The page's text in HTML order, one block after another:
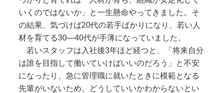
いくのではないか」と一生懸命やってきました。そ
の結果、気づけば20代の若手ばかりになり、若い人
材を育てる30―40代が手薄になっていました。
若いスタッフは入社後3年ほど経つと、「将来自分
は誰を目指して働いていけばいいのだろう」と不安
になったり、急に管理職に就いたときに模範となる
先輩がいないため、どうしていいかわからないとい